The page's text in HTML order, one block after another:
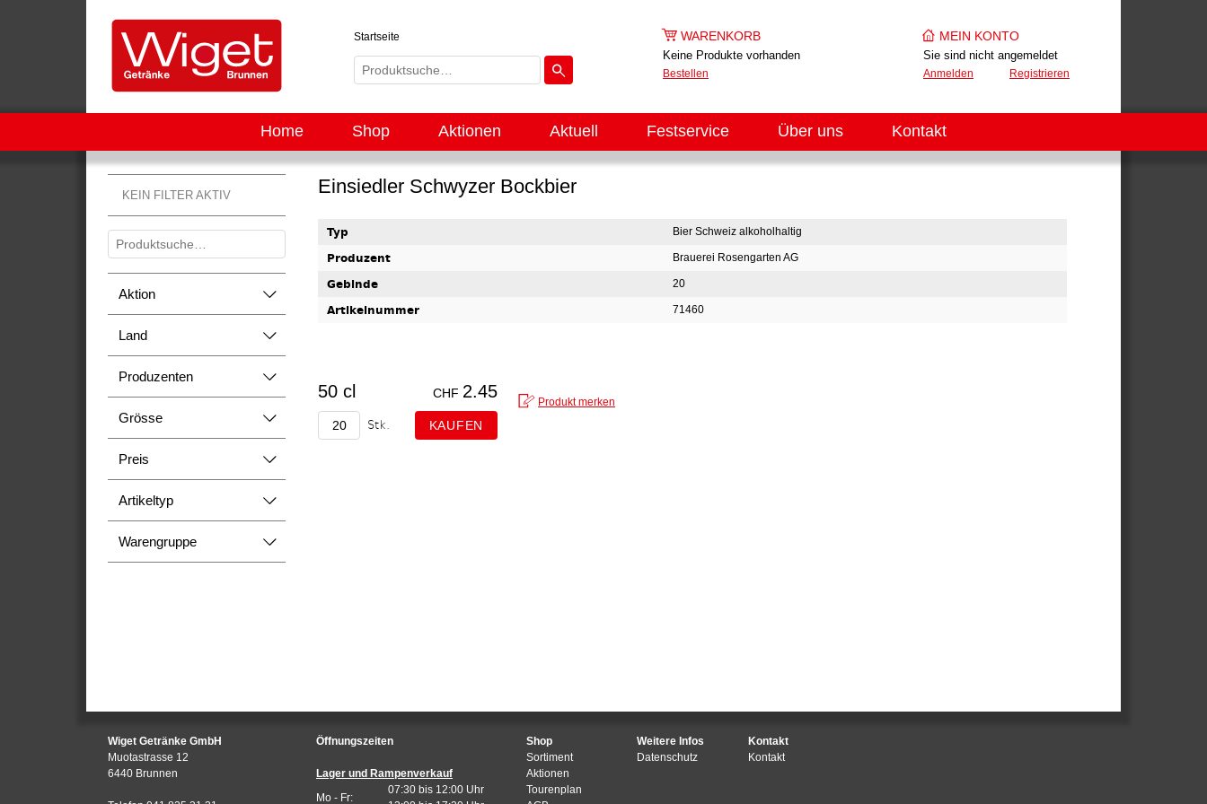
Startseite WARENKORB
Keine Produkte vorhanden
Bestellen
MEIN KONTO
Sie sind nicht angemeldet
Anmelden Registrieren
Home Shop Aktionen Aktuell Festservice Über uns Kontakt
KEIN FILTER AKTIV
Aktion
Land
Produzenten
Grösse
Preis
Artikeltyp
Warengruppe
Einsiedler Schwyzer Bockbier
Typ Bier Schweiz alkoholhaltig
Produzent Brauerei Rosengarten AG
Gebinde 20
Artikelnummer 71460
50 cl CHF 2.45
Stk.
Wiget Getränke GmbH
Muotastrasse 12
6440 Brunnen
Öffnungszeiten
Lager und Rampenverkauf
Mo - Fr:
07:30 bis 12:00 Uhr
Shop
Sortiment
Aktionen
Tourenplan
Weitere Infos
Datenschutz
Kontakt
Kontakt